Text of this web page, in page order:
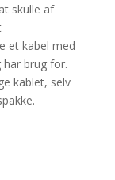
skulle af
et kabel med
har brug for.
kablet, selv